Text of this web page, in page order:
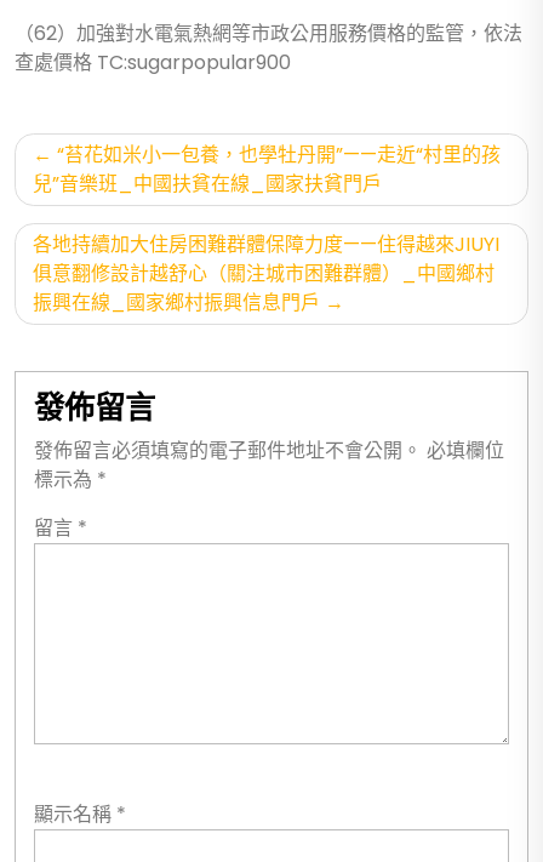
（62）加強對水電氣熱網等市政公用服務價格的監管，依法
查處價格 TC:sugarpopular900
文
章
導
覽
“苔花如米小一包養，也學牡丹開”——走近“村里的孩
兒”音樂班_中國扶貧在線_國家扶貧門戶
各地持續加大住房困難群體保障力度——住得越來JIUYI
俱意翻修設計越舒心（關注城市困難群體）_中國鄉村
振興在線_國家鄉村振興信息門戶
發佈留言
發佈留言必須填寫的電子郵件地址不會公開。 必填欄位
標示為 *
留言 *
顯示名稱 *